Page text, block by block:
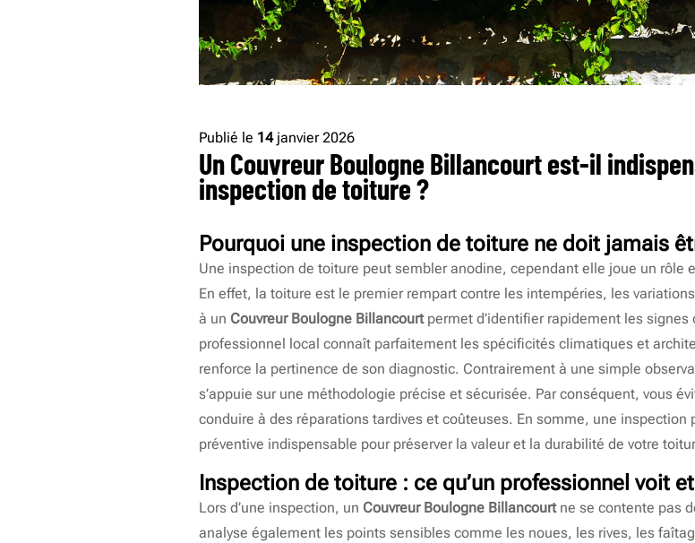
Publié le 14janvier 2026
Un Couvreur Boulogne Billancourt est-il
inspection de toiture ?
Pourquoi une inspection de toiture ne doit jamais
Une inspection de toiture peut sembler anodine, cependant elle joue un rôle
En effet, la toiture est le premier rempart contre les intempéries, les
à un Couvreur Boulogne Billancourtpermet d’identifier rapidement les signes
professionnel local connaît parfaitement les spécificités climatiques et
renforce la pertinence de son diagnostic. Contrairement à une simple
s’appuie sur une méthodologie précise et sécurisée. Par conséquent, vous
conduire à des réparations tardives et coûteuses. En somme, une
préventive indispensable pour préserver la valeur et la durabilité de votre
Inspection de toiture : ce qu’un professionnel voit
Lors d’une inspection, un Couvreur Boulogne Billancourtne se contente pas
analyse également les points sensibles comme les noues, les rives, les